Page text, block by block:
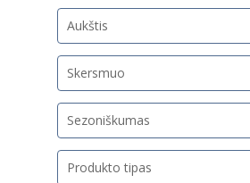
Aukštis
Skersmuo
Sezoniškumas
Produkto tipas